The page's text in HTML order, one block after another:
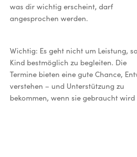
was dir wichtig erscheint, darf
angesprochen werden.
Wichtig: Es geht nicht um Leistung,
Kind bestmöglich zu begleiten. Die
Termine bieten eine gute Chance,
verstehen – und Unterstützung zu
bekommen, wenn sie gebraucht wird